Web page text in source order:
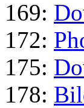
169:
172:
175:
178: